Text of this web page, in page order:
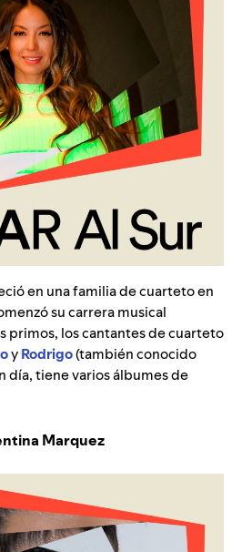
en una familia de cuarteto en
su carrera musical
primos, los cantantes de cuarteto
yRodrigo(también conocido
día, tiene varios álbumes de
Marquez